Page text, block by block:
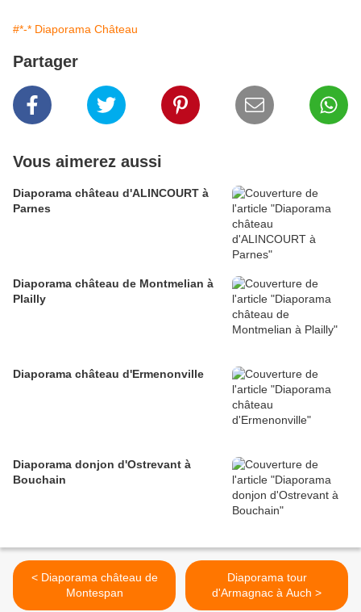
#*-* Diaporama Château
Partager
Vous aimerez aussi
Diaporama château d'ALINCOURT à
Parnes
Diaporama château de Montmelian à
Plailly
Diaporama château d'Ermenonville
Diaporama donjon d'Ostrevant à
Bouchain
< Diaporama château de
Montespan
Diaporama tour
d'Armagnac à Auch >